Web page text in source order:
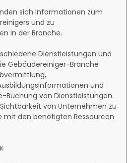
sich Informationen zum
und zu
in der Branche.
Dienstleistungen und
Gebäudereiniger-Branche
und
Buchung von Dienstleistungen.
von Unternehmen zu
mit den benötigten Ressourcen